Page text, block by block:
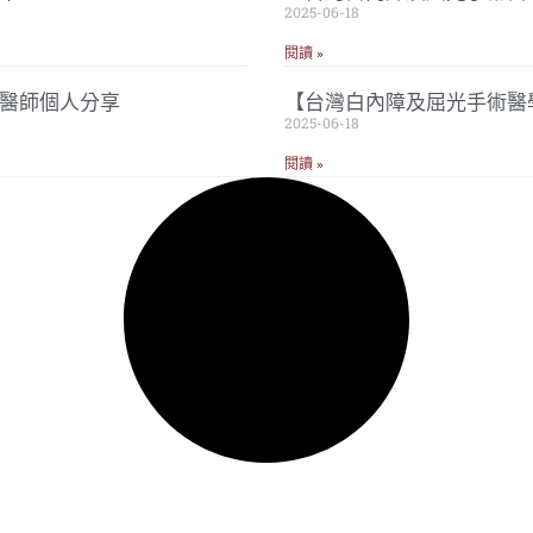
2025-06-18
閱讀 »
師個人分享 【台灣白內障及屈光手術
2025-06-18
閱讀 »